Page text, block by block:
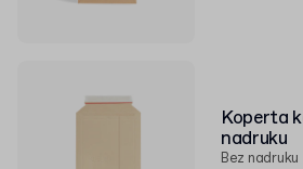
Koperta
nadruku
Bez nadruku